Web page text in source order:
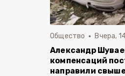
Общество Вчера,
Александр
компенсаций
направили